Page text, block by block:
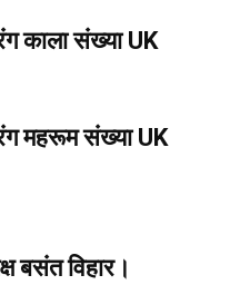
काला संख्या UK
महरूम संख्या UK
बसंत विहार।